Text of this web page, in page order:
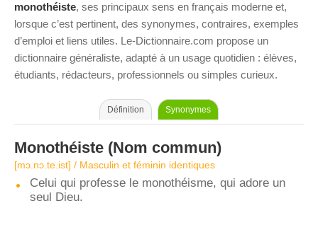
monothéiste, ses principaux sens en français moderne et,
lorsque c’est pertinent, des synonymes, contraires, exemples
d’emploi et liens utiles. Le-Dictionnaire.com propose un
dictionnaire généraliste, adapté à un usage quotidien : élèves,
étudiants, rédacteurs, professionnels ou simples curieux.
Définition Synonymes
Monothéiste (Nom commun)
[mɔ.nɔ.te.ist] / Masculin et féminin identiques
Celui qui professe le monothéisme, qui adore un
seul Dieu.